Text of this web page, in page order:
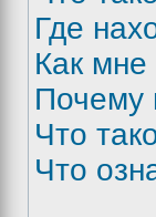
Где
Как мне
Почему
Что
Что